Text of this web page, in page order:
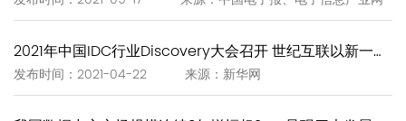
发布时间：2021-04-22 来源：新华网